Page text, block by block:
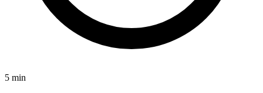
5 min